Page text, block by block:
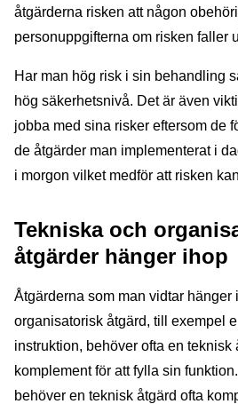
åtgärderna risken att någon
personuppgifterna om risken faller
Har man hög risk i sin behandling
hög säkerhetsnivå. Det är även
jobba med sina risker eftersom de
de åtgärder man implementerat i
i morgon vilket medför att risken
Tekniska och
åtgärder hänger ihop
Åtgärderna som man vidtar hänger
organisatorisk åtgärd, till exempel
instruktion, behöver ofta en teknisk
komplement för att fylla sin
behöver en teknisk åtgärd ofta